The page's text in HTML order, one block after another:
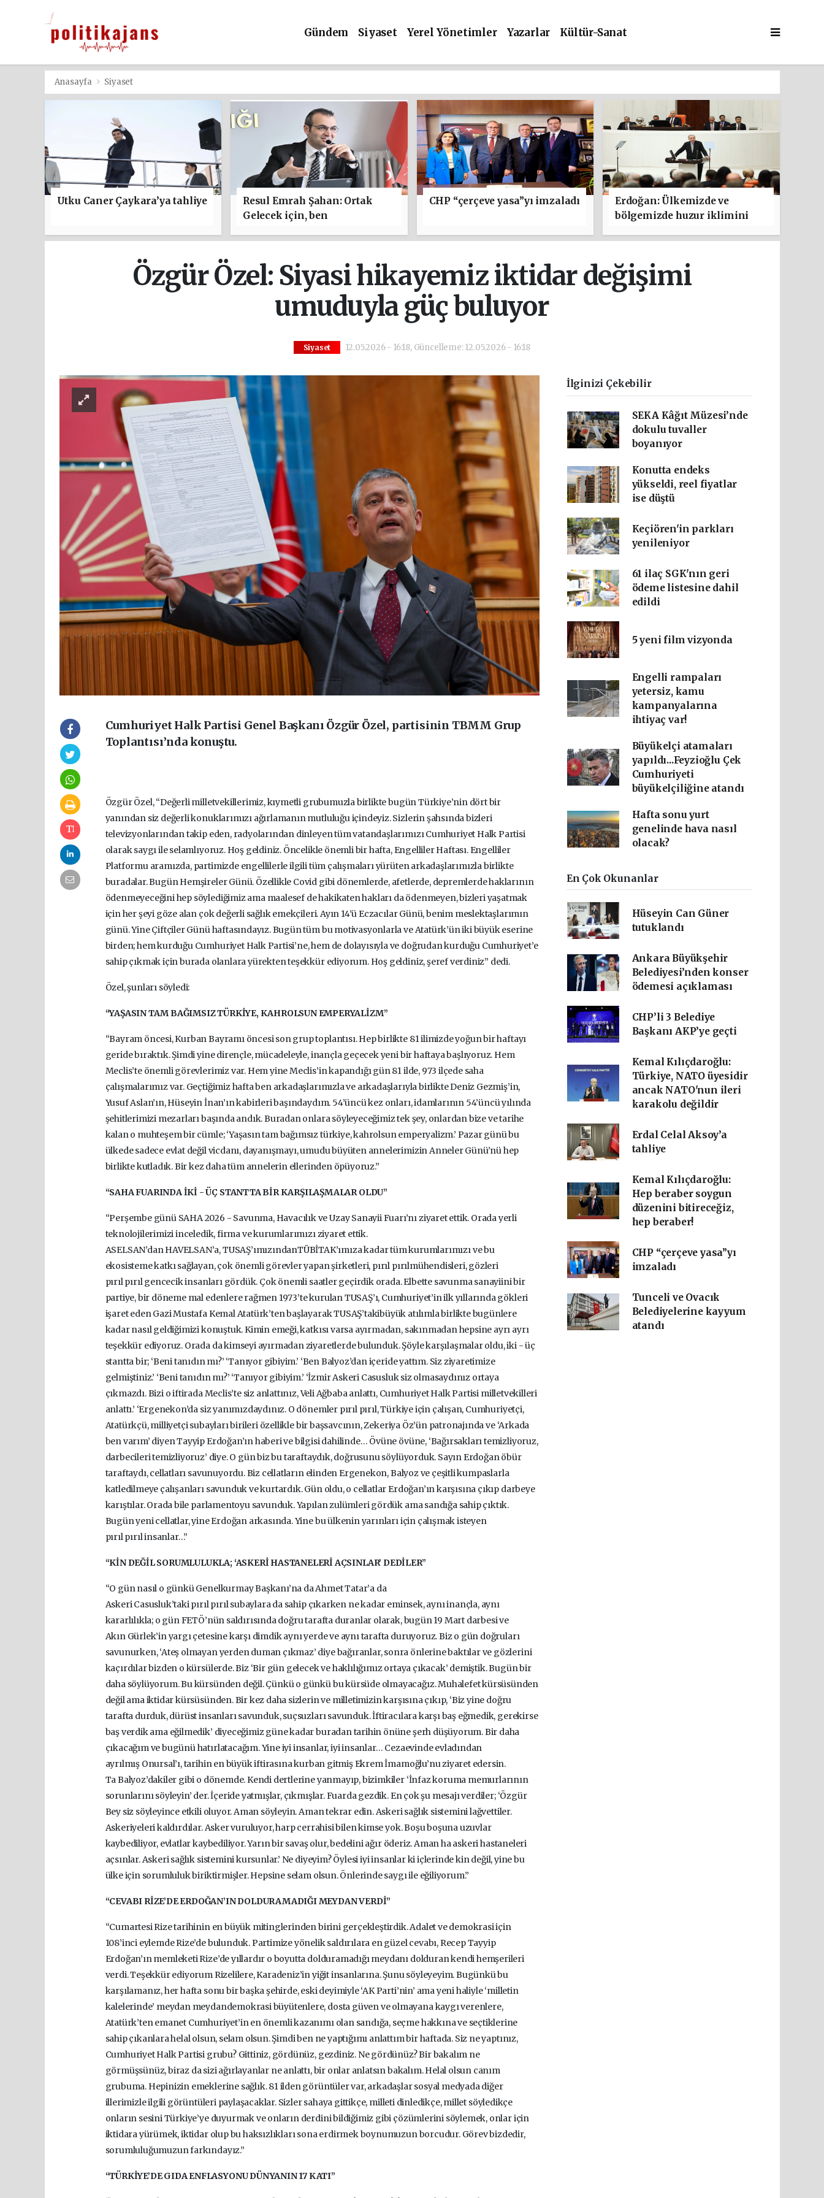
Gündem Siyaset Yerel Yönetimler Yazarlar Kültür-Sanat
Anasayfa Siyaset
Utku Caner Çaykara’ya tahliye
Resul Emrah Şahan: Ortak
Gelecek için, ben
CHP “çerçeve yasa”yı imzaladı
Erdoğan: Ülkemizde ve
bölgemizde huzur iklimini
adımın hayırlara vesile
Özgür Özel: Siyasi hikayemiz iktidar değişimi
umuduyla güç buluyor
Siyaset 12.05.2026 - 16:18, Güncelleme: 12.05.2026 - 16:18
Cumhuriyet Halk Partisi Genel Başkanı Özgür Özel, partisinin TBMM Grup
Toplantısı’nda konuştu.
Özgür Özel, “Değerli milletvekillerimiz, kıymetli grubumuzla birlikte bugün Türkiye’nin dört bir
yanından siz değerli konuklarımızı ağırlamanın mutluluğu içindeyiz. Sizlerin şahsında bizleri
televizyonlarından takip eden, radyolarından dinleyen tüm vatandaşlarımızı Cumhuriyet Halk Partisi
olarak saygı ile selamlıyoruz. Hoş geldiniz. Öncelikle önemli bir hafta, Engelliler Haftası. Engelliler
Platformu aramızda, partimizde engellilerle ilgili tüm çalışmaları yürüten arkadaşlarımızla birlikte
buradalar. Bugün Hemşireler Günü. Özellikle Covid gibi dönemlerde, afetlerde, depremlerde haklarının
ödenmeyeceğini hep söylediğimiz ama maalesef de hakikaten hakları da ödenmeyen, bizleri yaşatmak
için her şeyi göze alan çok değerli sağlık emekçileri. Ayın 14’ü Eczacılar Günü, benim meslektaşlarımın
günü. Yine Çiftçiler Günü haftasındayız. Bugün tüm bu motivasyonlarla ve Atatürk’ün iki büyük eserine
birden; hem kurduğu Cumhuriyet Halk Partisi’ne, hem de dolayısıyla ve doğrudan kurduğu Cumhuriyet’e
sahip çıkmak için burada olanlara yürekten teşekkür ediyorum. Hoş geldiniz, şeref verdiniz” dedi.
Özel, şunları söyledi:
“YAŞASIN TAM BAĞIMSIZ TÜRKİYE, KAHROLSUN EMPERYALİZM”
“Bayram öncesi, Kurban Bayramı öncesi son grup toplantısı. Hep birlikte 81 ilimizde yoğun bir haftayı
geride bıraktık. Şimdi yine dirençle, mücadeleyle, inançla geçecek yeni bir haftaya başlıyoruz. Hem
Meclis’te önemli görevlerimiz var. Hem yine Meclis’in kapandığı gün 81 ilde, 973 ilçede saha
çalışmalarımız var. Geçtiğimiz hafta ben arkadaşlarımızla ve arkadaşlarıyla birlikte Deniz Gezmiş’in,
Yusuf Aslan’ın, Hüseyin İnan’ın kabirleri başındaydım. 54’üncü kez onları, idamlarının 54’üncü yılında
şehitlerimizi mezarları başında andık. Buradan onlara söyleyeceğimiz tek şey, onlardan bize ve tarihe
kalan o muhteşem bir cümle; ‘Yaşasın tam bağımsız türkiye, kahrolsun emperyalizm.’ Pazar günü bu
ülkede sadece evlat değil vicdanı, dayanışmayı, umudu büyüten annelerimizin Anneler Günü’nü hep
birlikte kutladık. Bir kez daha tüm annelerin ellerinden öpüyoruz.”
“SAHA FUARINDA İKİ - ÜÇ STANTTA BİR KARŞILAŞMALAR OLDU”
“Perşembe günü SAHA 2026 - Savunma, Havacılık ve Uzay Sanayii Fuarı’nı ziyaret ettik. Orada yerli
teknolojilerimizi inceledik, firma ve kurumlarımızı ziyaret ettik.
ASELSAN’dan HAVELSAN’a, TUSAŞ’ımızındanTÜBİTAK’ımıza kadar tüm kurumlarımızı ve bu
ekosisteme katkı sağlayan, çok önemli görevler yapan şirketleri, pırıl pırılmühendisleri, gözleri
pırıl pırıl gencecik insanları gördük. Çok önemli saatler geçirdik orada. Elbette savunma sanayiini bir
partiye, bir döneme mal edenlere rağmen 1973’te kurulan TUSAŞ’ı, Cumhuriyet’in ilk yıllarında gökleri
işaret eden Gazi Mustafa Kemal Atatürk’ten başlayarak TUSAŞ’takibüyük atılımla birlikte bugünlere
kadar nasıl geldiğimizi konuştuk. Kimin emeği, katkısı varsa ayırmadan, sakınmadan hepsine ayrı ayrı
teşekkür ediyoruz. Orada da kimseyi ayırmadan ziyaretlerde bulunduk. Şöyle karşılaşmalar oldu, iki - üç
stantta bir; ‘Beni tanıdın mı?’ ‘Tanıyor gibiyim.’ ‘Ben Balyoz’dan içeride yattım. Siz ziyaretimize
gelmiştiniz.’ ‘Beni tanıdın mı?’ ‘Tanıyor gibiyim.’ ‘İzmir Askeri Casusluk siz olmasaydınız ortaya
çıkmazdı. Bizi o iftirada Meclis’te siz anlattınız, Veli Ağbaba anlattı, Cumhuriyet Halk Partisi milletvekilleri
anlattı.’ ‘Ergenekon’da siz yanımızdaydınız. O dönemler pırıl pırıl, Türkiye için çalışan, Cumhuriyetçi,
Atatürkçü, milliyetçi subayları birileri özellikle bir başsavcının, Zekeriya Öz’ün patronajında ve ‘Arkada
ben varım’ diyen Tayyip Erdoğan’ın haberi ve bilgisi dahilinde… Övüne övüne, ‘Bağırsakları temizliyoruz,
darbecileri temizliyoruz’ diye. O gün biz bu taraftaydık, doğrusunu söylüyorduk. Sayın Erdoğan öbür
taraftaydı, cellatları savunuyordu. Biz cellatların elinden Ergenekon, Balyoz ve çeşitli kumpaslarla
katledilmeye çalışanları savunduk ve kurtardık. Gün oldu, o cellatlar Erdoğan’ın karşısına çıkıp darbeye
karıştılar. Orada bile parlamentoyu savunduk. Yapılan zulümleri gördük ama sandığa sahip çıktık.
Bugün yeni cellatlar, yine Erdoğan arkasında. Yine bu ülkenin yarınları için çalışmak isteyen
pırıl pırıl insanlar…”
“KİN DEĞİL SORUMLULUKLA; ‘ASKERİ HASTANELERİ AÇSINLAR’ DEDİLER”
“O gün nasıl o günkü Genelkurmay Başkanı’na da Ahmet Tatar’a da
Askeri Casusluk’taki pırıl pırıl subaylara da sahip çıkarken ne kadar eminsek, aynı inançla, aynı
kararlılıkla; o gün FETÖ’nün saldırısında doğru tarafta duranlar olarak, bugün 19 Mart darbesi ve
Akın Gürlek’in yargı çetesine karşı dimdik aynı yerde ve aynı tarafta duruyoruz. Biz o gün doğruları
savunurken, ‘Ateş olmayan yerden duman çıkmaz’ diye bağıranlar, sonra önlerine baktılar ve gözlerini
kaçırdılar bizden o kürsülerde. Biz ‘Bir gün gelecek ve haklılığımız ortaya çıkacak’ demiştik. Bugün bir
daha söylüyorum. Bu kürsünden değil. Çünkü o günkü bu kürsüde olmayacağız. Muhalefet kürsüsünden
değil ama iktidar kürsüsünden. Bir kez daha sizlerin ve milletimizin karşısına çıkıp, ‘Biz yine doğru
tarafta durduk, dürüst insanları savunduk, suçsuzları savunduk. İftiracılara karşı baş eğmedik, gerekirse
baş verdik ama eğilmedik’ diyeceğimiz güne kadar buradan tarihin önüne şerh düşüyorum. Bir daha
çıkacağım ve bugünü hatırlatacağım. Yine iyi insanlar, iyi insanlar… Cezaevinde evladından
ayrılmış Onursal’ı, tarihin en büyük iftirasına kurban gitmiş Ekrem İmamoğlu’nu ziyaret edersin.
Ta Balyoz’dakiler gibi o dönemde. Kendi dertlerine yanmayıp, bizimkiler ‘İnfaz koruma memurlarının
sorunlarını söyleyin’ der. İçeride yatmışlar, çıkmışlar. Fuarda gezdik. En çok şu mesajı verdiler; ‘Özgür
Bey siz söyleyince etkili oluyor. Aman söyleyin. Aman tekrar edin. Askeri sağlık sistemini lağvettiler.
Askeriyeleri kaldırdılar. Asker vuruluyor, harp cerrahisi bilen kimse yok. Boşu boşuna uzuvlar
kaybediliyor, evlatlar kaybediliyor. Yarın bir savaş olur, bedelini ağır öderiz. Aman ha askeri hastaneleri
açsınlar. Askeri sağlık sistemini kursunlar.’ Ne diyeyim? Öylesi iyi insanlar ki içlerinde kin değil, yine bu
ülke için sorumluluk biriktirmişler. Hepsine selam olsun. Önlerinde saygı ile eğiliyorum.”
“CEVABI RİZE’DE ERDOĞAN’IN DOLDURAMADIĞI MEYDAN VERDİ”
“Cumartesi Rize tarihinin en büyük mitinglerinden birini gerçekleştirdik. Adalet ve demokrasi için
108’inci eylemde Rize’de bulunduk. Partimize yönelik saldırılara en güzel cevabı, Recep Tayyip
Erdoğan’ın memleketi Rize’de yıllardır o boyutta dolduramadığı meydanı dolduran kendi hemşerileri
verdi. Teşekkür ediyorum Rizelilere, Karadeniz’in yiğit insanlarına. Şunu söyleyeyim. Bugünkü bu
karşılamanız, her hafta sonu bir başka şehirde, eski deyimiyle ‘AK Parti’nin’ ama yeni haliyle ‘milletin
kalelerinde’ meydan meydandemokrasi büyütenlere, dosta güven ve olmayana kaygı verenlere,
Atatürk’ten emanet Cumhuriyet’in en önemli kazanımı olan sandığa, seçme hakkına ve seçtiklerine
sahip çıkanlara helal olsun, selam olsun. Şimdi ben ne yaptığımı anlattım bir haftada. Siz ne yaptınız,
Cumhuriyet Halk Partisi grubu? Gittiniz, gördünüz, gezdiniz. Ne gördünüz? Bir bakalım ne
görmüşsünüz, biraz da sizi ağırlayanlar ne anlattı, bir onlar anlatsın bakalım. Helal olsun canım
grubuma. Hepinizin emeklerine sağlık. 81 ilden görüntüler var, arkadaşlar sosyal medyada diğer
illerimizle ilgili görüntüleri paylaşacaklar. Sizler sahaya gittikçe, milleti dinledikçe, millet söyledikçe
onların sesini Türkiye’ye duyurmak ve onların derdini bildiğimiz gibi çözümlerini söylemek, onlar için
iktidara yürümek, iktidar olup bu haksızlıkları sona erdirmek boynumuzun borcudur. Görev bizdedir,
sorumluluğumuzun farkındayız.”
“TÜRKİYE’DE GIDA ENFLASYONU DÜNYANIN 17 KATI”
İlginizi Çekebilir
SEKA Kâğıt Müzesi’nde
dokulu tuvaller
boyanıyor
Konutta endeks
yükseldi, reel fiyatlar
ise düştü
Keçiören'in parkları
yenileniyor
61 ilaç SGK'nın geri
ödeme listesine dahil
edildi
5 yeni film vizyonda
Engelli rampaları
yetersiz, kamu
kampanyalarına
ihtiyaç var!
Büyükelçi atamaları
yapıldı...Feyzioğlu Çek
Cumhuriyeti
büyükelçiliğine atandı
Hafta sonu yurt
genelinde hava nasıl
olacak?
En Çok Okunanlar
Hüseyin Can Güner
tutuklandı
Ankara Büyükşehir
Belediyesi’nden konser
ödemesi açıklaması
CHP’li 3 Belediye
Başkanı AKP’ye geçti
Kemal Kılıçdaroğlu:
Türkiye, NATO üyesidir
ancak NATO'nun ileri
karakolu değildir
Erdal Celal Aksoy’a
tahliye
Kemal Kılıçdaroğlu:
Hep beraber soygun
düzenini bitireceğiz,
hep beraber!
CHP “çerçeve yasa”yı
imzaladı
Tunceli ve Ovacık
Belediyelerine kayyum
atandı